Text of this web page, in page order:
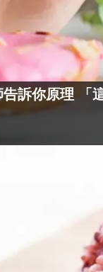
訴你原理 「